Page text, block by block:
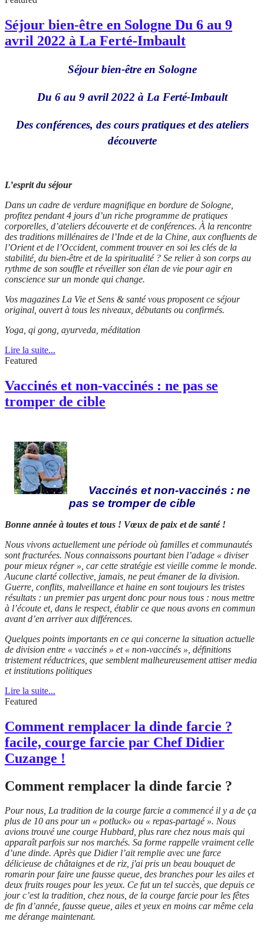
Séjour bien-être en Sologne Du 6 au 9
avril 2022 à La Ferté-Imbault
Séjour bien-être en Sologne
Du 6 au 9 avril 2022 à La Ferté-Imbault
Des conférences, des cours pratiques et des ateliers
découverte
L’esprit du séjour
Dans un cadre de verdure magnifique en bordure de Sologne,
profitez pendant 4 jours d’un riche programme de pratiques
corporelles, d’ateliers découverte et de conférences. À la rencontre
des traditions millénaires de l’Inde et de la Chine, aux confluents de
l’Orient et de l’Occident, comment trouver en soi les clés de la
stabilité, du bien-être et de la spiritualité ? Se relier à son corps au
rythme de son souffle et réveiller son élan de vie pour agir en
conscience sur un monde qui change.
Vos magazines La Vie et Sens & santé vous proposent ce séjour
original, ouvert à tous les niveaux, débutants ou confirmés.
Yoga, qi gong, ayurveda, méditation
Lire la suite...
Featured
Vaccinés et non-vaccinés : ne pas se
tromper de cible
Vaccinés et non-vaccinés : ne
pas se tromper de cible
Bonne année à toutes et tous ! Vœux de paix et de santé !
Nous vivons actuellement une période où familles et communautés
sont fracturées. Nous connaissons pourtant bien l’adage « diviser
pour mieux régner », car cette stratégie est vieille comme le monde.
Aucune clarté collective, jamais, ne peut émaner de la division.
Guerre, conflits, malveillance et haine en sont toujours les tristes
résultats : un premier pas urgent donc pour nous tous : nous mettre
à l’écoute et, dans le respect, établir ce que nous avons en commun
avant d’en arriver aux différences.
Quelques points importants en ce qui concerne la situation actuelle
de division entre « vaccinés » et « non-vaccinés », définitions
tristement réductrices, que semblent malheureusement attiser media
et institutions politiques
Lire la suite...
Featured
Comment remplacer la dinde farcie ?
facile, courge farcie par Chef Didier
Cuzange !
Comment remplacer la dinde farcie ?
Pour nous, La tradition de la courge farcie a commencé il y a de ça
plus de 10 ans pour un « potluck» ou « repas-partagé ». Nous
avions trouvé une courge Hubbard, plus rare chez nous mais qui
apparaît parfois sur nos marchés. Sa forme rappelle vraiment celle
d’une dinde. Après que Didier l’ait remplie avec une farce
délicieuse de châtaignes et de riz, j'ai pris un beau bouquet de
romarin pour faire une fausse queue, des branches pour les ailes et
deux fruits rouges pour les yeux. Ce fut un tel succès, que depuis ce
jour c’est la tradition, chez nous, de la courge farcie pour les fêtes
de fin d’année, fausse queue, ailes et yeux en moins car même cela
me dérange maintenant.